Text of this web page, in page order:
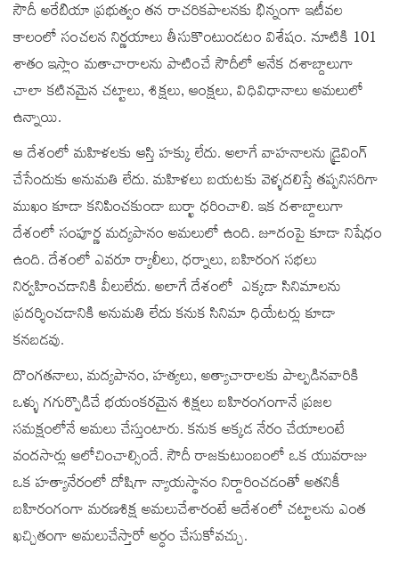
సౌదీ అరేబియా ప్రభుత్వం తన రాచరికపాలనకు భిన్నంగా ఇటీవల
కాలంలో సంచలన నిర్ణయాలు తీసుకొంటుండటం విశేషం. నూటికి 101
శాతం ఇస్లాం మతాచారాలను పాటించే సౌదీలో అనేక దశాబ్దాలుగా
చాలా కటినమైన చట్టాలు, శిక్షలు, ఆంక్షలు, విధివిధానాలు అమలులో
ఉన్నాయి.
ఆ దేశంలో మహిళలకు ఆస్తి హక్కు లేదు. అలాగే వాహనాలను డ్రైవింగ్
చేసేందుకు అనుమతి లేదు. మహిళలు బయటకు వెళ్ళదలిస్తే తప్పనిసరిగా
ముఖం కూడా కనిపించకుండా బుర్ఖా ధరించాలి. ఇక దశాబ్దాలుగా
దేశంలో సంపూర్ణ మద్యపానం అమలులో ఉంది. జూదంపై కూడా నిషేధం
ఉంది. దేశంలో ఎవరూ ర్యాలీలు, ధర్నాలు, బహిరంగ సభలు
నిర్వహించడానికి వీలులేదు. అలాగే దేశంలో ఎక్కడా సినిమాలను
ప్రదర్శించడానికి అనుమతి లేదు కనుక సినిమా ధియేటర్లు కూడా
కనబడవు.
దొంగతనాలు, మద్యపానం, హత్యలు, అత్యాచారాలకు పాల్పడినవారికి
ఒళ్ళు గగుర్పొడిచే భయంకరమైన శిక్షలు బహిరంగంగానే ప్రజల
సమక్షంలోనే అమలు చేస్తుంటారు. కనుక అక్కడ నేరం చేయాలంటే
వందసార్లు ఆలోచించాల్సిందే. సౌదీ రాజకుటుంబంలో ఒక యువరాజు
ఒక హత్యానేరంలో దోషిగా న్యాయస్థానం నిర్దారించడంతో అతనికీ
బహిరంగంగా మరణశిక్ష అమలుచేశారంటే ఆదేశంలో చట్టాలను ఎంత
ఖచ్చితంగా అమలుచేస్తారో అర్ధం చేసుకోవచ్చు.